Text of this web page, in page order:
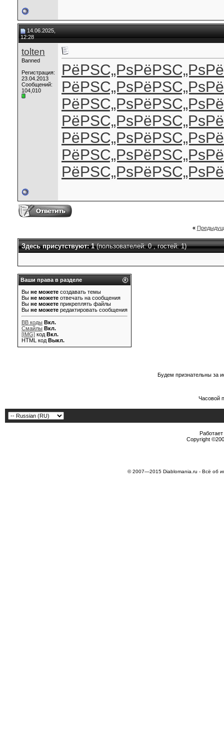
14.06.2025,
12:28
tolten
Banned
Регистрация:
23.04.2013
Сообщений:
104,010
РёРЅС„РѕРёРЅС„Рѕ
РёРЅС„РѕРёРЅС„Рѕ
РёРЅС„РѕРёРЅС„Рѕ
РёРЅС„РѕРёРЅС„Рѕ
РёРЅС„РѕРёРЅС„Рѕ
РёРЅС„РѕРёРЅС„Рѕ
РёРЅС„РѕРёРЅС„Рѕ
«
Здесь присутствуют: 1(пользователей: 0 , гостей: 1)
Ваши права в разделе
Вы не можете создавать темы
Вы не можете отвечать на сообщения
Вы не можете прикреплять файлы
Вы не можете редактировать сообщения
BB коды Вкл.
Смайлы Вкл.
[IMG] код Вкл.
HTML код Выкл.
Будем признательны за
Часовой
Copyright
© 2007—2015 Diablomania.ru - Всё об